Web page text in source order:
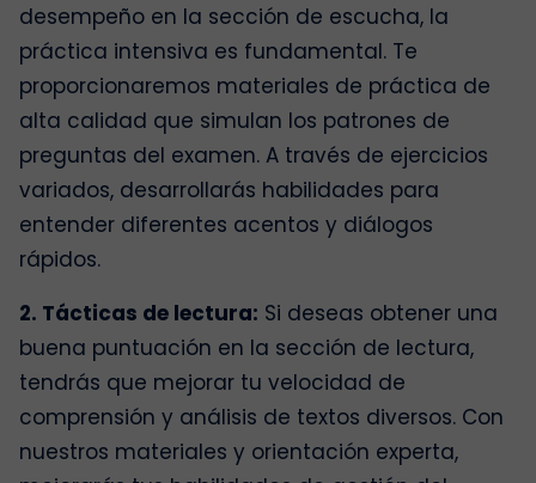
desempeño en la sección de escucha, la
práctica intensiva es fundamental. Te
proporcionaremos materiales de práctica de
alta calidad que simulan los patrones de
preguntas del examen. A través de ejercicios
variados, desarrollarás habilidades para
entender diferentes acentos y diálogos
rápidos.
2. Tácticas de lectura: Si deseas obtener una
buena puntuación en la sección de lectura,
tendrás que mejorar tu velocidad de
comprensión y análisis de textos diversos. Con
nuestros materiales y orientación experta,